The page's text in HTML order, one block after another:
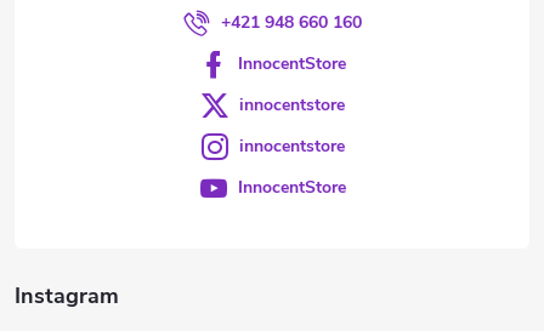
Instagram
+421 948 660 160
InnocentStore
innocentstore
innocentstore
InnocentStore